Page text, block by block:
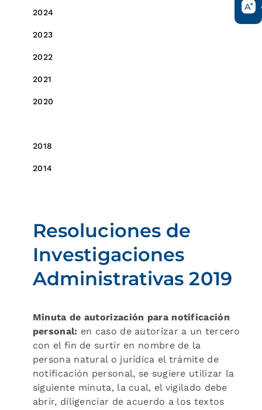
2024
2023
2022
2021
2020
2018
2014
Resoluciones de
Investigaciones
Administrativas 2019
Minuta de autorización para notificación
personal: en caso de autorizar a un tercero
con el fin de surtir en nombre de la
persona natural o jurídica el trámite de
notificación personal, se sugiere utilizar la
siguiente minuta, la cual, el vigilado debe
abrir, diligenciar de acuerdo a los textos